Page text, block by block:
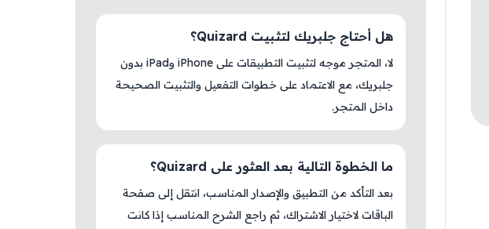
هل أحتاج جلبريك لتثبيت Quizard؟
لا، المتجر موجه لتثبيت التطبيقات على iPhone وiPad بدون
جلبريك، مع الاعتماد على خطوات التفعيل والتثبيت الصحيحة
داخل المتجر.
ما الخطوة التالية بعد العثور على Quizard؟
بعد التأكد من التطبيق والإصدار المناسب، انتقل إلى صفحة
الباقات لاختيار الاشتراك، ثم راجع الشرح المناسب إذا كانت